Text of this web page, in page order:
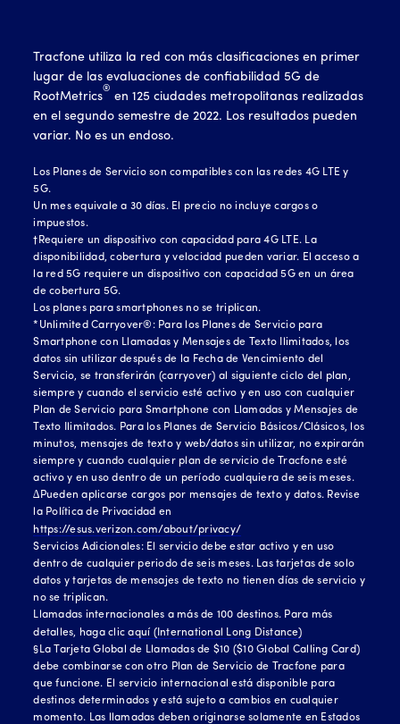
Tracfone utiliza la red con más clasificaciones en primer
lugar de las evaluaciones de confiabilidad 5G de
RootMetrics
®
en 125 ciudades metropolitanas realizadas
en el segundo semestre de 2022. Los resultados pueden
variar. No es un endoso.
Los Planes de Servicio son compatibles con las redes 4G LTE y
5G.
Un mes equivale a 30 días. El precio no incluye cargos o
impuestos.
†Requiere un dispositivo con capacidad para 4G LTE. La
disponibilidad, cobertura y velocidad pueden variar. El acceso a
la red 5G requiere un dispositivo con capacidad 5G en un área
de cobertura 5G.
Los planes para smartphones no se triplican.
*Unlimited Carryover®: Para los Planes de Servicio para
Smartphone con Llamadas y Mensajes de Texto Ilimitados, los
datos sin utilizar después de la Fecha de Vencimiento del
Servicio, se transferirán (carryover) al siguiente ciclo del plan,
siempre y cuando el servicio esté activo y en uso con cualquier
Plan de Servicio para Smartphone con Llamadas y Mensajes de
Texto Ilimitados. Para los Planes de Servicio Básicos/Clásicos, los
minutos, mensajes de texto y web/datos sin utilizar, no expirarán
siempre y cuando cualquier plan de servicio de Tracfone esté
activo y en uso dentro de un período cualquiera de seis meses.
∆Pueden aplicarse cargos por mensajes de texto y datos. Revise
la Política de Privacidad en
https://esus.verizon.com/about/privacy/
Servicios Adicionales: El servicio debe estar activo y en uso
dentro de cualquier periodo de seis meses. Las tarjetas de solo
datos y tarjetas de mensajes de texto no tienen días de servicio y
no se triplican.
Llamadas internacionales a más de 100 destinos. Para más
detalles, haga clicaquí (International Long Distance)
§La Tarjeta Global de Llamadas de $10 ($10 Global Calling Card)
debe combinarse con otro Plan de Servicio de Tracfone para
que funcione. El servicio internacional está disponible para
destinos determinados y está sujeto a cambios en cualquier
momento. Las llamadas deben originarse solamente en Estados